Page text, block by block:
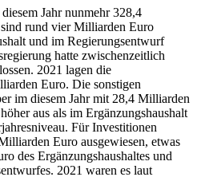
im Plenum beraten. In den
jeden Einzelplan
vorgenommen. Auch in der
zahlreiche Veränderungen
passierte den Ausschuss mit
von SPD, Bündnis 90/die
der Oppositionsfraktionen von
(scr/20.05.2022)